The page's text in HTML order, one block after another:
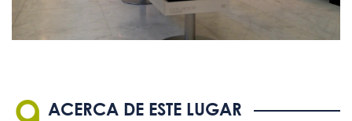
ACERCA DE ESTE LUGAR